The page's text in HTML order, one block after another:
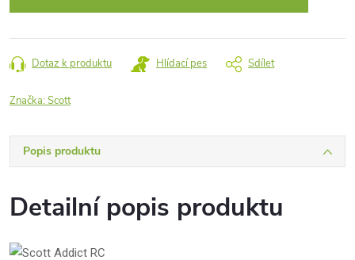
Dotaz k produktu Hlídací pes Sdílet
Značka:Scott
Popis produktu
Detailní popis produktu